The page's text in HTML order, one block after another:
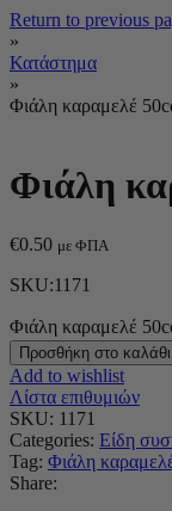
Return to previous
»
Κατάστημα
»
Φιάλη καραμελέ
Φιάλη
€0.50 με ΦΠΑ
SKU:1171
Φιάλη καραμελέ
Προσθήκη στο καλάθι
Add to wishlist
Λίστα επιθυμιών
SKU: 1171
Categories: Είδη
Tag: Φιάλη
Share: